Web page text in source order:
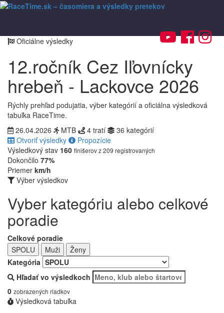
Oficiálne výsledky
12.ročník Cez Iľovnícky
hrebeň - Lackovce 2026
Rýchly prehľad podujatia, výber kategórií a oficiálna výsledková
tabuľka RaceTime.
26.04.2026
MTB 4 tratí
36 kategórií
Otvoriť výsledky
Propozície
Výsledkový stav 160 finišerov z 209 registrovaných
Dokončilo 77%
Priemer km/h
Výber výsledkov
Vyber kategóriu alebo celkové
poradie
Celkové poradie
SPOLU
Muži
Ženy
Kategória
Hľadať vo výsledkoch
0 zobrazených riadkov
Výsledková tabuľka